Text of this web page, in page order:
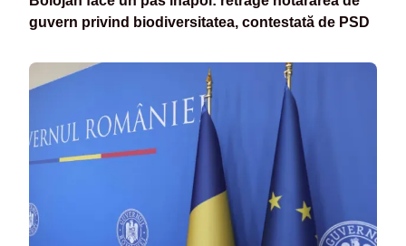
guvern privind biodiversitatea, contestată de PSD